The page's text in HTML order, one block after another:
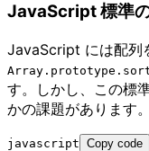
JavaScript 標準
JavaScript には配列
す。しかし、この標
かの課題があります。
javascript Copy code